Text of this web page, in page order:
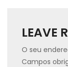
LEAVE
O seu
Campos